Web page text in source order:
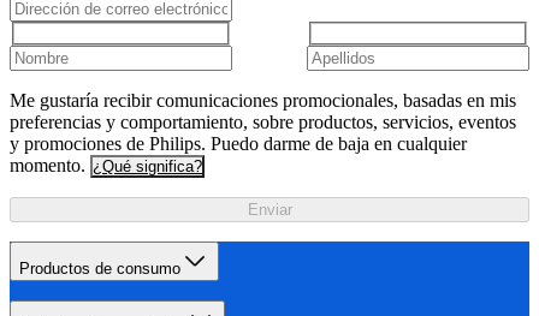
Me gustaría recibir comunicaciones promocionales, basadas en mis
preferencias y comportamiento, sobre productos, servicios, eventos
y promociones de Philips. Puedo darme de baja en cualquier
momento. ¿Qué significa?
Enviar
Productos de consumo